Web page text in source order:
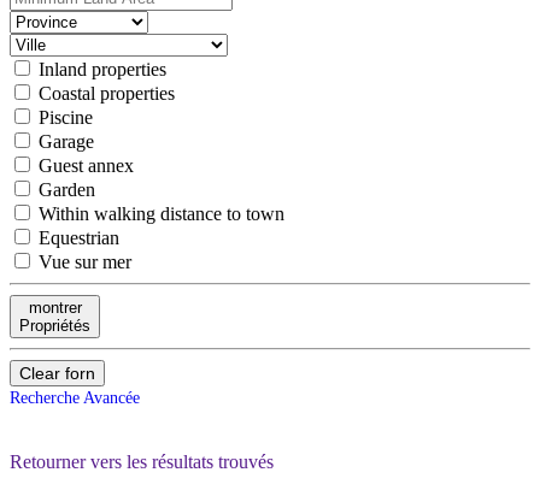
Inland properties
Coastal properties
Piscine
Garage
Guest annex
Garden
Within walking distance to town
Equestrian
Vue sur mer
montrer
Propriétés
Clear forn
Recherche Avancée
Retourner vers les résultats trouvés